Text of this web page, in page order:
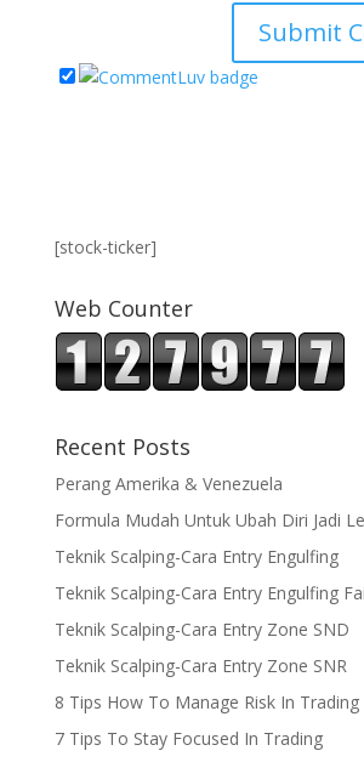
[stock-ticker]
Web Counter
Recent Posts
Perang Amerika & Venezuela
Formula Mudah Untuk Ubah Diri Jadi
Teknik Scalping-Cara Entry Engulfing
Teknik Scalping-Cara Entry Engulfing
Teknik Scalping-Cara Entry Zone SND
Teknik Scalping-Cara Entry Zone SNR
8 Tips How To Manage Risk In Trading
7 Tips To Stay Focused In Trading